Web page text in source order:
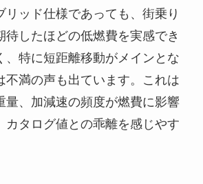
リッド仕様であっても、街乗り
待したほどの低燃費を実感でき
、特に短距離移動がメインとな
不満の声も出ています。これは
量、加減速の頻度が燃費に影響
カタログ値との乖離を感じやす